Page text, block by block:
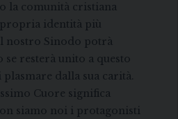
la comunità cristiana
identità più
nostro Sinodo potrà
resterà unito a questo
dalla sua carità.
Cuore significa
siamo noi i protagonisti